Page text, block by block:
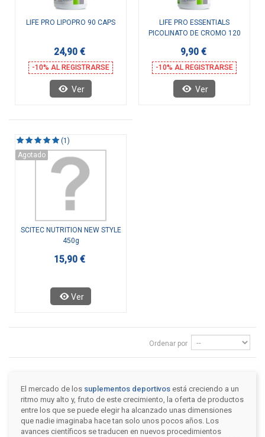
LIFE PRO LIPOPRO 90 CAPS
24,90 €
-10% AL REGISTRARSE
Ver
LIFE PRO ESSENTIALS
PICOLINATO DE CROMO 120
9,90 €
-10% AL REGISTRARSE
Ver
(1)
Agotado
SCITEC NUTRITION NEW STYLE
450g
15,90 €
Ver
Ordenar por
El mercado de los suplementos deportivos está creciendo a un
ritmo muy alto y, fruto de este crecimiento, la oferta de productos
entre los que se puede elegir ha alcanzado unas dimensiones
que nadie imaginaba hace tan solo unos pocos años. Los
avances científicos se traducen en nuevos procedimientos